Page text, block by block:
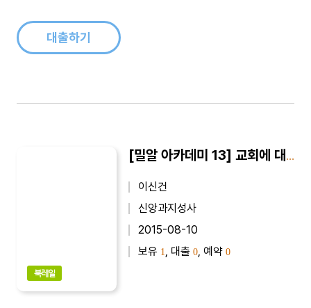
대출하기
북레일
[밀알 아카데미 13] 교회에 대한 오해와 이해 : 이신건 교수의 조직신학 강의
이신건
신앙과지성사
2015-08-10
보유 1 , 대출 0 , 예약 0